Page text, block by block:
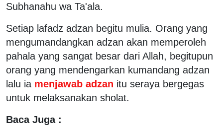
Subhanahu wa Ta'ala.
Setiap lafadz adzan begitu mulia. Orang yang
mengumandangkan adzan akan memperoleh
pahala yang sangat besar dari Allah, begitupun
orang yang mendengarkan kumandang adzan
lalu ia menjawab adzan itu seraya bergegas
untuk melaksanakan sholat.
Baca Juga :